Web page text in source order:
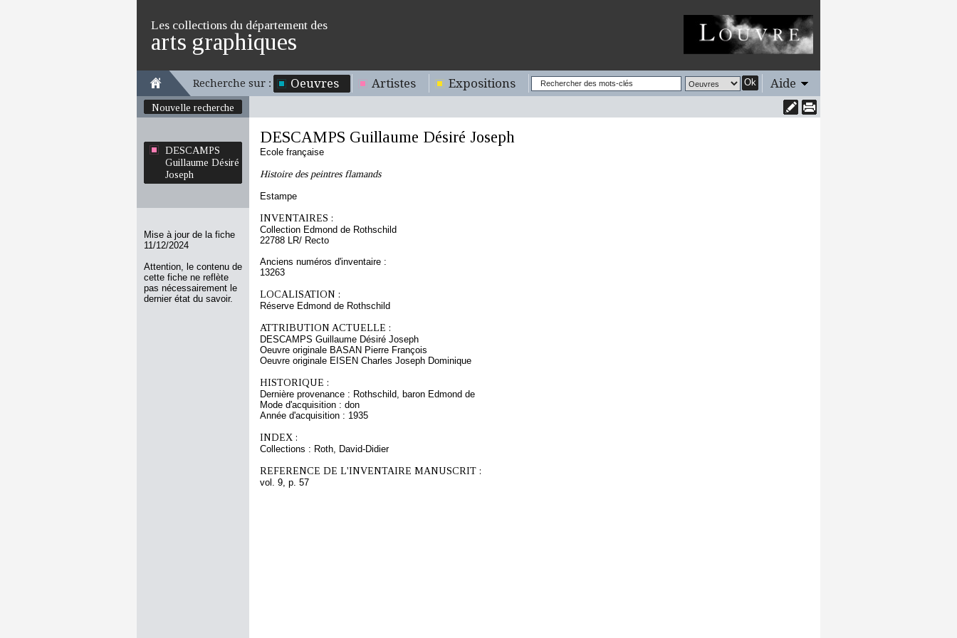
Les collections du département des
arts graphiques
Recherche sur : Oeuvres Artistes Expositions Ok Aide
Nouvelle recherche
DESCAMPS
Guillaume Désiré
Joseph
Mise à jour de la fiche
11/12/2024
Attention, le contenu de
cette fiche ne reflète
pas nécessairement le
dernier état du savoir.
DESCAMPS Guillaume Désiré Joseph
Ecole française
Histoire des peintres flamands
Estampe
INVENTAIRES :
Collection Edmond de Rothschild
22788 LR/ Recto
Anciens numéros d'inventaire :
13263
LOCALISATION :
Réserve Edmond de Rothschild
ATTRIBUTION ACTUELLE :
DESCAMPS Guillaume Désiré Joseph
Oeuvre originale BASAN Pierre François
Oeuvre originale EISEN Charles Joseph Dominique
HISTORIQUE :
Dernière provenance : Rothschild, baron Edmond de
Mode d'acquisition : don
Année d'acquisition : 1935
INDEX :
Collections : Roth, David-Didier
REFERENCE DE L'INVENTAIRE MANUSCRIT :
vol. 9, p. 57